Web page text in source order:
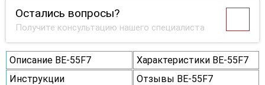
Остались вопросы?
Получите консультацию нашего специалиста
Описание BE-55F7
Характеристики BE-55F7
Инструкции
Отзывы BE-55F7